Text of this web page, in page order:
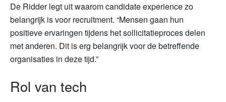
De Ridder legt uit waarom candidate experience zo
belangrijk is voor recruitment. “Mensen gaan hun
positieve ervaringen tijdens het sollicitatieproces delen
met anderen. Dit is erg belangrijk voor de betreffende
organisaties in deze tijd.”
Rol van tech